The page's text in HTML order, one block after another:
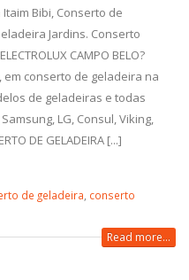
Bibi, Conserto de
Jardins. Conserto
CAMPO BELO?
conserto de geladeira na
de geladeiras e todas
LG, Consul, Viking,
DE GELADEIRA [...]
de geladeira conserto
Read more...